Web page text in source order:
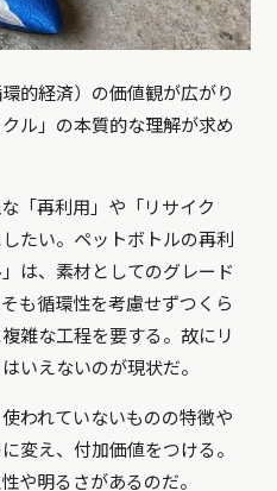
的経済）の価値観が広がり
ル」の本質的な理解が求め
「再利用」や「リサイク
たい。ペットボトルの再利
は、素材としてのグレード
も循環性を考慮せずつくら
雑な工程を要する。故にリ
いえないのが現状だ。
われていないものの特徴や
変え、付加価値をつける。
や明るさがあるのだ。